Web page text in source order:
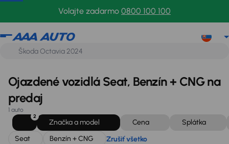
Volajte zadarmo 0800 100 100
Seat
Ojazdené vozidlá Seat, Benzín + CNG na
predaj
1 auto
2
Značka a model Cena
Splátka
Seat
Benzín + CNG Zrušiť všetko